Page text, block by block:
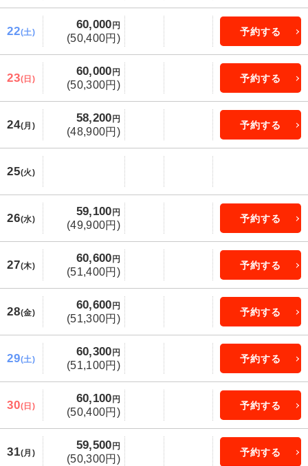
22(土)
60,000 円
(50,400円)
予約する
23(日)
60,000 円
(50,300円)
予約する
24(月)
58,200 円
(48,900円)
予約する
25(火)
26(水)
59,100 円
(49,900円)
予約する
27(木)
60,600 円
(51,400円)
予約する
28(金)
60,600 円
(51,300円)
予約する
29(土)
60,300 円
(51,100円)
予約する
30(日)
60,100 円
(50,400円)
予約する
31(月)
59,500 円
(50,300円)
予約する